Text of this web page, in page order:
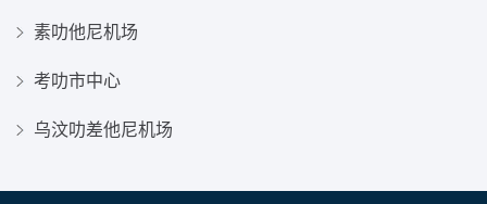
素叻他尼机场
考叻市中心
乌汶叻差他尼机场